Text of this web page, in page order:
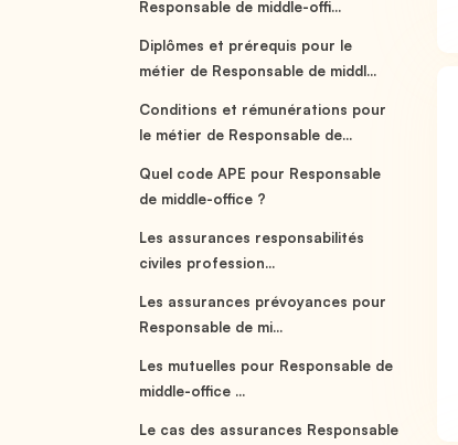
Responsable de middle-offi...
Diplômes et prérequis pour le
métier de Responsable de middl...
Conditions et rémunérations pour
le métier de Responsable de...
Quel code APE pour Responsable
de middle-office ?
Les assurances responsabilités
civiles profession...
Les assurances prévoyances pour
Responsable de mi...
Les mutuelles pour Responsable de
middle-office ...
Le cas des assurances Responsable